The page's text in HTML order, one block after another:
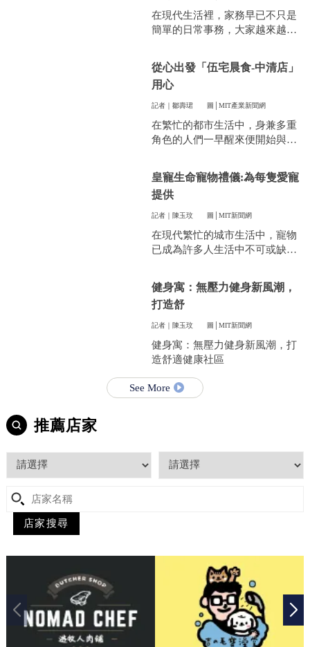
在現代生活裡，家務早已不只是
簡單的日常事務，大家越來越重
件看似小事卻常常讓人煩惱。像
是衣服太多、空間不夠，或是遇
到突然變天，曬衣服真的讓不少
人感到頭疼。
從心出發「伍宅晨食-中清店」
用心
記者｜鄒壽珺 圖│MIT產業新聞網
在繁忙的都市生活中，身兼多重
角色的人們一早醒來便開始與時
皇寵生命寵物禮儀:為每隻愛寵
提供
記者｜陳玉玟 圖│MIT新聞網
在現代繁忙的城市生活中，寵物
已成為許多人生活中不可或缺的
藉。當愛寵的生命走到盡頭時，
飼主們往往陷入深深的悲傷，而
如何讓他們走得體面、安心，成
的訴求。
健身寓：無壓力健身新風潮，
打造舒
記者｜陳玉玟 圖│MIT新聞網
健身寓：無壓力健身新風潮，打
造舒適健康社區
See More
推薦店家